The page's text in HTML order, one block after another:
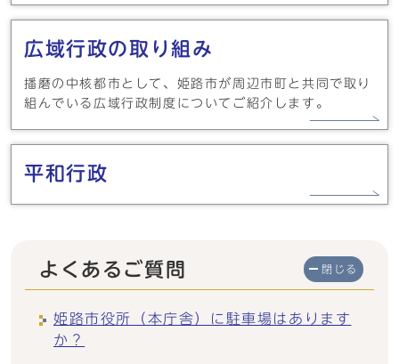
広域行政の取り組み
播磨の中核都市として、姫路市が周辺市町と共同で取り
組んでいる広域行政制度についてご紹介します。
平和行政
よくあるご質問 閉じる
姫路市役所（本庁舎）に駐車場はあります
か？